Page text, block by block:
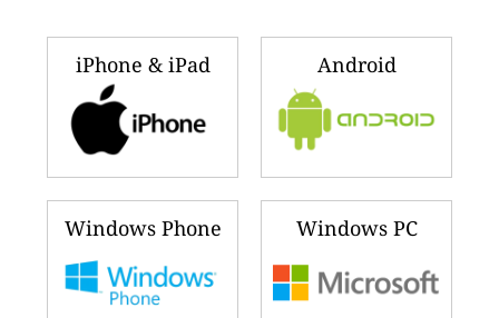
iPhone & iPad Android
Windows Phone Windows PC